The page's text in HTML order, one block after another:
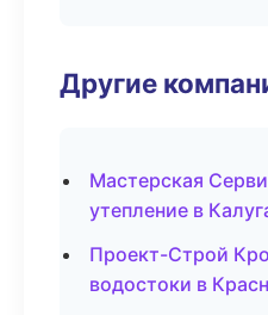
Другие
Мастерская
утепление в
Проект-Строй
водостоки в